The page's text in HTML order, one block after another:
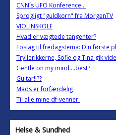
CNN´s UFO Konference...
Sprogligt "guldkorn" fra MorgenTV
VIOLINSKOLE
Hvad er vægtede tangenter?
Foslag til fredagstema: Din første
Tryllerikkerne, Sofie og Tina gik
Gentle on my mind....best?
Guitar!!??
Mads er forfærdelig
Til alle mine df-venner:
Helse & Sundhed